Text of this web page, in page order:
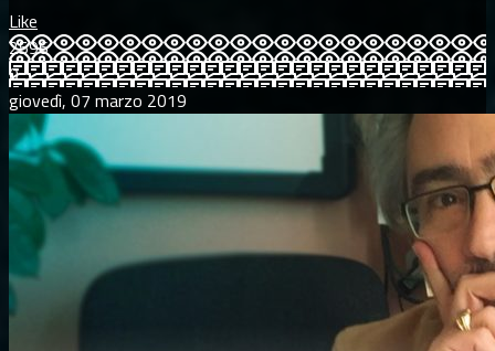
Like
2596
0
giovedì, 07 marzo 2019